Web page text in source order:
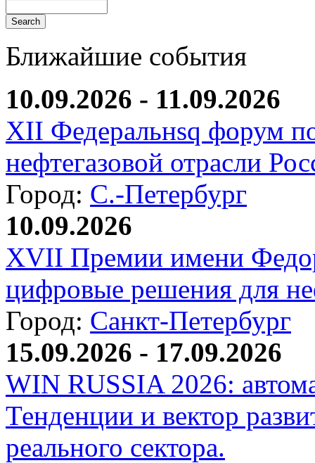
Ближайшие события
10.09.2026 - 11.09.2026
XII Федеральнsq форум
нефтегазовой отрасли
Город: С.-Петербург
10.09.2026
XVII Премии имени
цифровые решения для
Город: Санкт-Петербург
15.09.2026 - 17.09.2026
WIN RUSSIA 2026:
Тенденции и вектор
реального сектора.